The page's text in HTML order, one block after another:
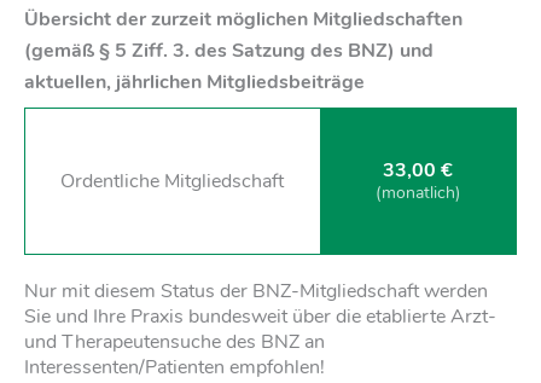
Übersicht der zurzeit möglichen Mitgliedschaften
(gemäß § 5 Ziff. 3. des Satzung des BNZ) und
aktuellen, jährlichen Mitgliedsbeiträge
Ordentliche Mitglied­schaft 33,00 €
(monat­­lich)
Nur mit diesem Status der BNZ-Mitgliedschaft werden
Sie und Ihre Praxis bundesweit über die etablierte Arzt-
und Therapeutensuche des BNZ an
Interessenten/Patienten empfohlen!